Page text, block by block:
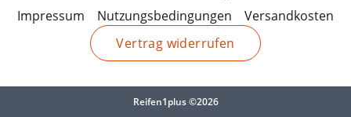
Impressum
Nutzungsbedingungen
Versandkosten
Vertrag widerrufen
Reifen1plus ©2026